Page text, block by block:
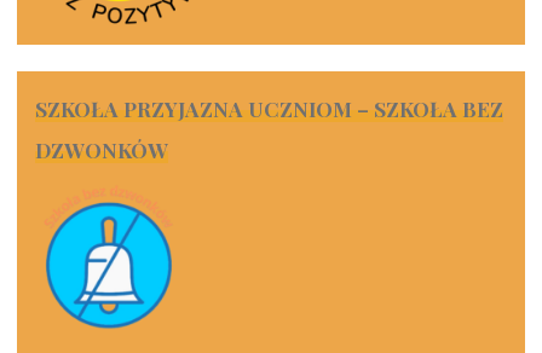
SZKOŁA PRZYJAZNA UCZNIOM – SZKOŁA BEZ
DZWONKÓW